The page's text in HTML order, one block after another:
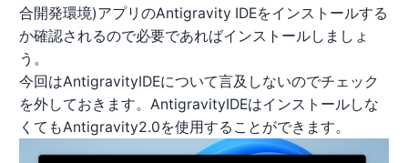
合開発環境)アプリのAntigravity IDEをインストールする
か確認されるので必要であればインストールしましょ
う。
今回はAntigravityIDEについて言及しないのでチェック
を外しておきます。AntigravityIDEはインストールしな
くてもAntigravity2.0を使用することができます。